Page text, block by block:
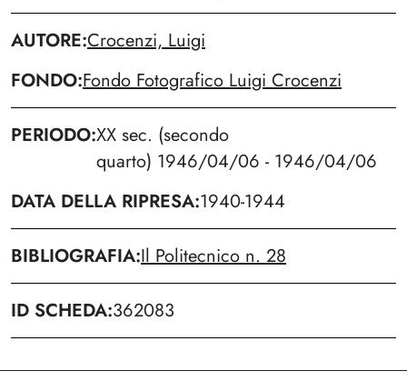
AUTORE Crocenzi, Luigi
FONDO Fondo Fotografico Luigi Crocenzi
PERIODO XX sec. (secondo
quarto) 1946/04/06 - 1946/04/06
DATA DELLA RIPRESA 1940-1944
BIBLIOGRAFIA Il Politecnico n. 28
ID SCHEDA 362083